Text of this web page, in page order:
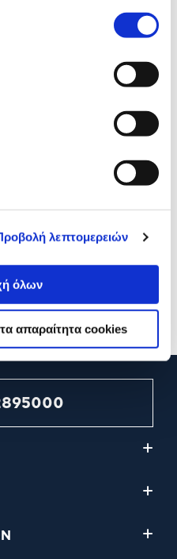
λεπτομερειών
όλων
απαραίτητα cookies
είδαν το ίδιο
Διαθέσιμες επιλογές